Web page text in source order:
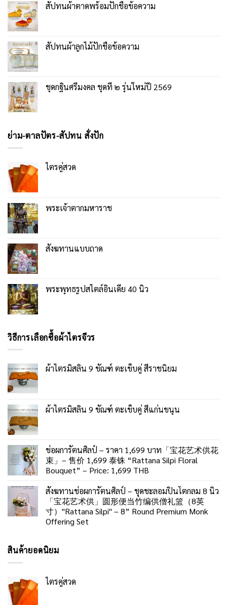
สัปทนผ้าตาดพร้อมปักชื่อข้อความ
สัปทนผ้าลูกไม้ปักชื่อข้อความ
ชุดกฐินศรีมงคล ชุดที่ ๒ รุ่นใหม่ปี 2569
ย่าม-ตาลปัตร-สัปทน สั่งปัก
ไตรคู่สวด
พระเจ้าตากมหาราช
สังฆทานแบบถาด
พระพุทธรูปสไตล์อินเดีย 40 นิ้ว
วิธีการเลือกซื้อผ้าไตรจีวร
ผ้าไตรมิสลิน 9 ขัณฑ์ ตะเข็บคู่ สีราชนิยม
ผ้าไตรมิสลิน 9 ขัณฑ์ ตะเข็บคู่ สีแก่นขนุน
ช่อผการัตนศิลป์ – ราคา 1,699 บาท「宝花艺术供花
束」– 售价 1,699 泰铢 “Rattana Silpi Floral
Bouquet” – Price: 1,699 THB
สังฆทานช่อผการัตนศิลป์ – ชุดชะลอมปิ่นโตกลม 8 นิ้ว
「宝花艺术供」圆形便当竹编供僧礼篮（8英
寸）"Rattana Silpi" – 8” Round Premium Monk
Offering Set
สินค้ายอดนิยม
ไตรคู่สวด